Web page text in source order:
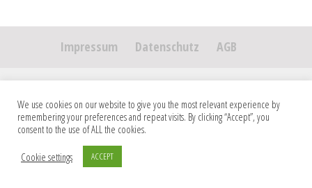
Impressum Datenschutz AGB
We use cookies on our website to give you the most relevant experience by
remembering your preferences and repeat visits. By clicking “Accept”, you
consent to the use of ALL the cookies.
Cookie settings
ACCEPT